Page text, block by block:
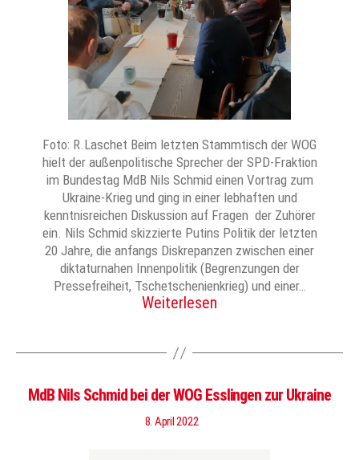
Foto: R.Laschet Beim letzten Stammtisch der WOG
hielt der außenpolitische Sprecher der SPD-Fraktion
im Bundestag MdB Nils Schmid einen Vortrag zum
Ukraine-Krieg und ging in einer lebhaften und
kenntnisreichen Diskussion auf Fragen der Zuhörer
ein. Nils Schmid skizzierte Putins Politik der letzten
20 Jahre, die anfangs Diskrepanzen zwischen einer
diktaturnahen Innenpolitik (Begrenzungen der
Pressefreiheit, Tschetschenienkrieg) und einer…
Weiterlesen
MdB Nils Schmid bei der WOG Esslingen zur Ukraine
8. April 2022